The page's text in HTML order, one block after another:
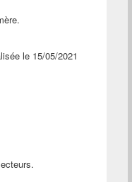
le 15/05/2021